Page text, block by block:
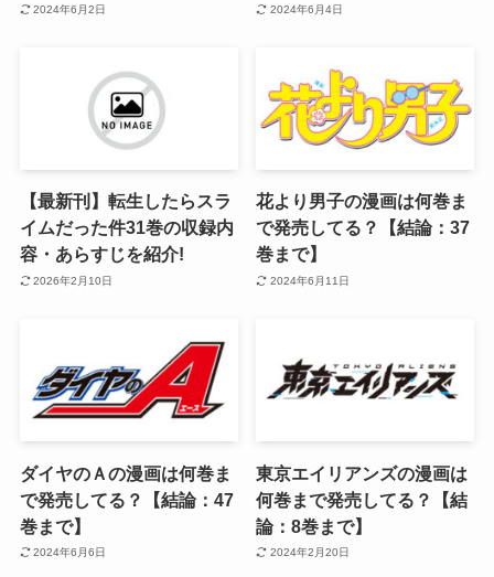
2024年6月2日 2024年6月4日
【最新刊】転生したらスラ
イムだった件31巻の収録内
容・あらすじを紹介!
2026年2月10日
花より男子の漫画は何巻ま
で発売してる？【結論：37
巻まで】
2024年6月11日
ダイヤのＡの漫画は何巻ま
で発売してる？【結論：47
巻まで】
2024年6月6日
東京エイリアンズの漫画は
何巻まで発売してる？【結
論：8巻まで】
2024年2月20日